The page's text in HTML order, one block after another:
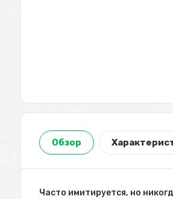
Обзор
Часто имитируется, но